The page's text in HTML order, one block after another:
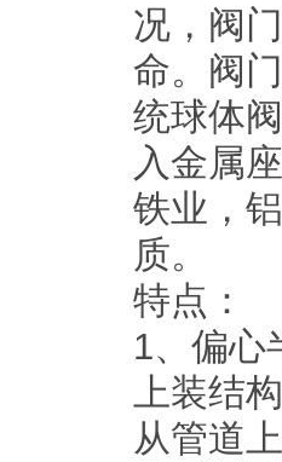
况，阀
命。阀
统球体
入金属
铁业，
质。
特点：
1、偏心
上装结
从管道